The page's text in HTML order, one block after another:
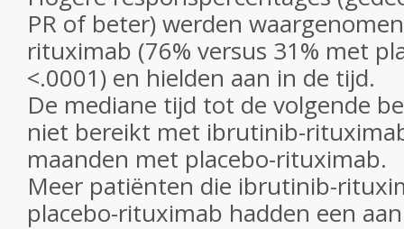
PR of beter) werden
rituximab (76% versus 31% met
<.0001) en hielden aan in de tijd.
De mediane tijd tot de volgende
niet bereikt met ibrutinib-
maanden met placebo-rituximab.
Meer patiënten die ibrutinib-
placebo-rituximab hadden een